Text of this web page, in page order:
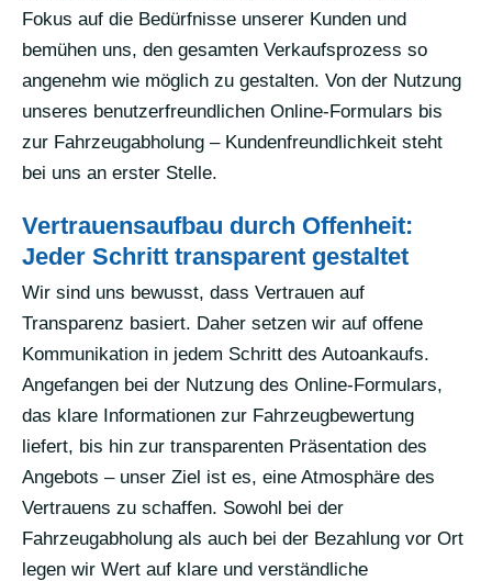
Fokus auf die Bedürfnisse unserer Kunden und
bemühen uns, den gesamten Verkaufsprozess so
angenehm wie möglich zu gestalten. Von der Nutzung
unseres benutzerfreundlichen Online-Formulars bis
zur Fahrzeugabholung – Kundenfreundlichkeit steht
bei uns an erster Stelle.
Vertrauensaufbau durch Offenheit:
Jeder Schritt transparent gestaltet
Wir sind uns bewusst, dass Vertrauen auf
Transparenz basiert. Daher setzen wir auf offene
Kommunikation in jedem Schritt des Autoankaufs.
Angefangen bei der Nutzung des Online-Formulars,
das klare Informationen zur Fahrzeugbewertung
liefert, bis hin zur transparenten Präsentation des
Angebots – unser Ziel ist es, eine Atmosphäre des
Vertrauens zu schaffen. Sowohl bei der
Fahrzeugabholung als auch bei der Bezahlung vor Ort
legen wir Wert auf klare und verständliche